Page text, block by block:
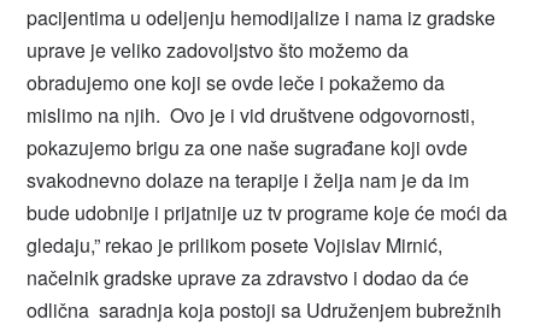
pacijentima u odeljenju hemodijalize i nama iz gradske
uprave je veliko zadovoljstvo što možemo da
obradujemo one koji se ovde leče i pokažemo da
mislimo na njih. Ovo je i vid društvene odgovornosti,
pokazujemo brigu za one naše sugrađane koji ovde
svakodnevno dolaze na terapije i želja nam je da im
bude udobnije i prijatnije uz tv programe koje će moći da
gledaju,” rekao je prilikom posete Vojislav Mirnić,
načelnik gradske uprave za zdravstvo i dodao da će
odlična saradnja koja postoji sa Udruženjem bubrežnih